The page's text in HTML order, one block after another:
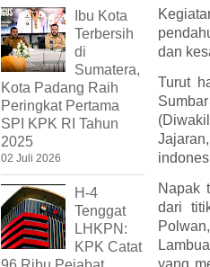
dan
Turut
Napak
dari
yang
Ibu Kota
Terbersih
di
Sumatera,
Kota Padang Raih
Peringkat Pertama
SPI KPK RI Tahun
2025
02 Juli 2026
H-4
Tenggat
LHKPN:
KPK Catat